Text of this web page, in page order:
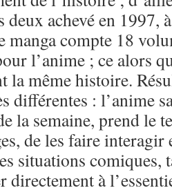
deux achevé en 1997,
manga compte 18
l’anime ; ce alors
la même histoire.
différentes : l’anime
la semaine, prend le
de les faire interagir
situations comiques,
directement à